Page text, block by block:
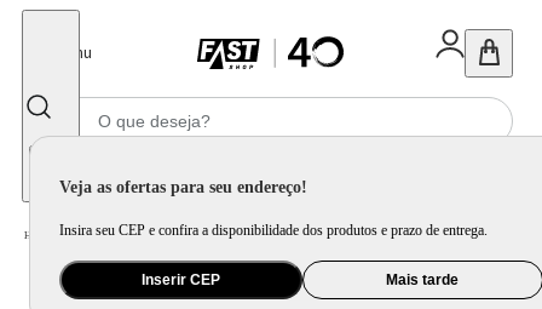
Menu
Veja as ofertas para seu endereço!
Insira seu CEP e confira a disponibilidade dos produtos e prazo de entrega.
Inserir CEP Mais tarde
Home Utilidade Doméstica Cozinha / Chá e Café